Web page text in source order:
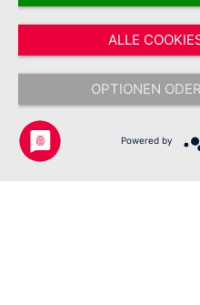
Vertrag widerrufen
* Alle Preise inkl. gesetzl.
Nachnahmegebühren,
Copyright © 2026
ALLE
OPTIONEN
Powered by